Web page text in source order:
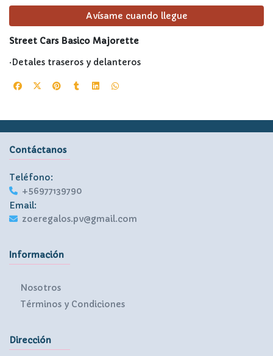
Avísame cuando llegue
Street Cars Basico Majorette
·Detales traseros y delanteros
Contáctanos
Teléfono:
+56977139790
Email:
zoeregalos.pv@gmail.com
Información
Nosotros
Términos y Condiciones
Dirección